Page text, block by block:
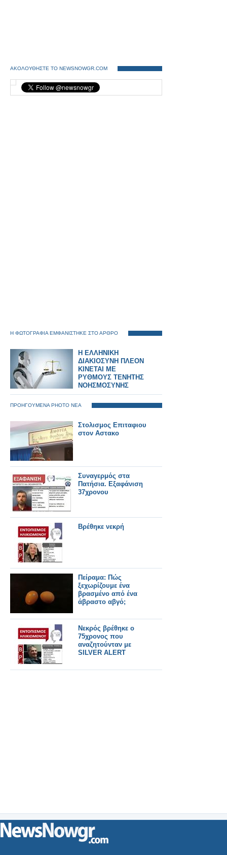
ΑΚΟΛΟΥΘΗΣΤΕ ΤΟ NEWSNOWGR.COM
Η ΦΩΤΟΓΡΑΦΙΑ ΕΜΦΑΝΙΣΤΗΚΕ ΣΤΟ ΑΡΘΡΟ
Η ΕΛΛΗΝΙΚΗ
ΔΙΑΚΙΟΣΥΝΗ ΠΛΕΟΝ
ΚΙΝΕΤΑΙ ΜΕ
ΡΥΘΜΟΥΣ ΤΕΝΗΤΗΣ
ΝΟΗΣΜΟΣΥΝΗΣ
ΠΡΟΗΓΟΥΜΕΝΑ PHOTO ΝΕΑ
Στολισμος Επιταφιου
στον Αστακο
Συναγερμός στα
Πατήσια. Εξαφάνιση
37χρονου
Βρέθηκε νεκρή
Πείραμα: Πώς
ξεχωρίζουμε ένα
βρασμένο από ένα
άβραστο αβγό;
Νεκρός βρέθηκε ο
75χρονος που
αναζητούνταν με
SILVER ALERT